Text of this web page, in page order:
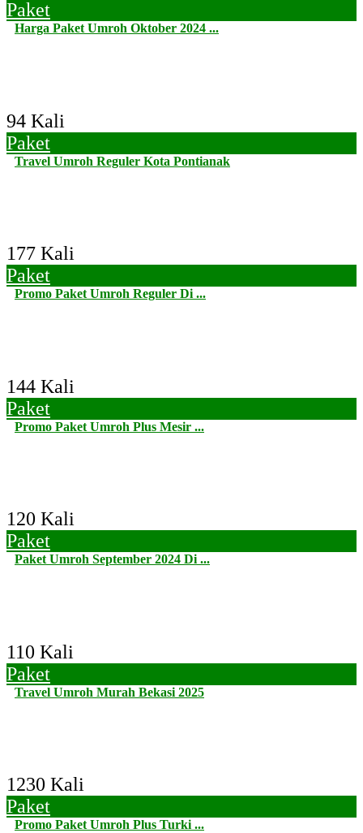
Paket
Harga Paket Umroh Oktober 2024 ...
94 Kali
Paket
Travel Umroh Reguler Kota Pontianak
177 Kali
Paket
Promo Paket Umroh Reguler Di ...
144 Kali
Paket
Promo Paket Umroh Plus Mesir ...
120 Kali
Paket
Paket Umroh September 2024 Di ...
110 Kali
Paket
Travel Umroh Murah Bekasi 2025
1230 Kali
Paket
Promo Paket Umroh Plus Turki ...